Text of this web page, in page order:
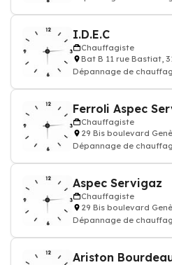
I.D.E.C
Chauffagiste
Bat B 11 rue Bastiat,
Dépannage de
Ferroli Aspec
Chauffagiste
29 Bis boulevard
Dépannage de
Aspec Servigaz
Chauffagiste
29 Bis boulevard
Dépannage de
Ariston